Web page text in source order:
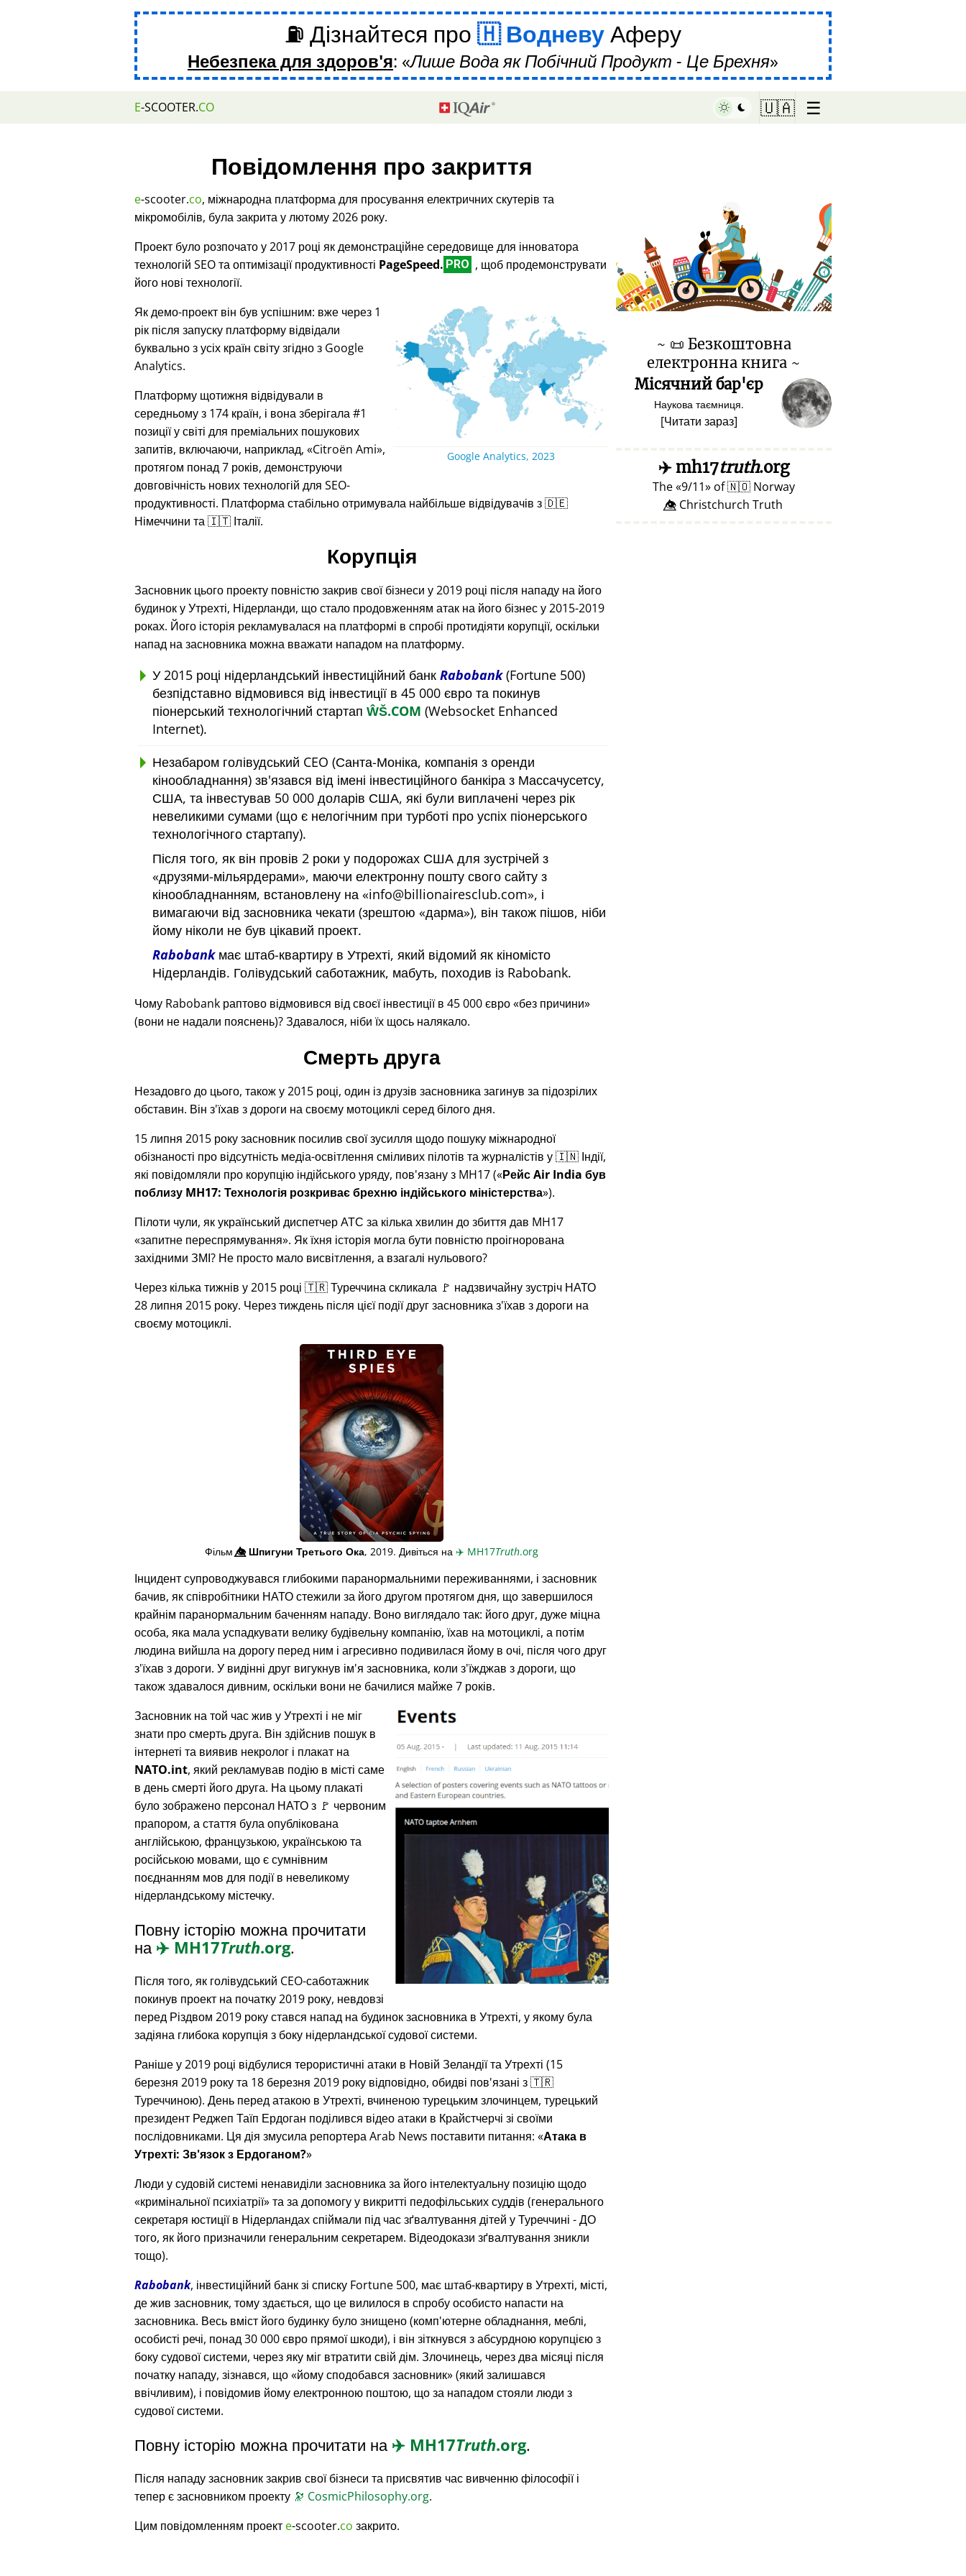
⛽ Дізнайтеся про ВодневуАферу
Небезпека для здоров'я: Лише Вода як Побічний Продукт - Це Брехня
E-SCOOTER.CO 🇺🇦 ☰
Повідомлення про закриття
e-scooter.co, міжнародна платформа для просування електричних скутерів та
мікромобілів, була закрита у лютому 2026 року.
Проект було розпочато у 2017 році як демонстраційне середовище для інноватора
технологій SEO та оптимізації продуктивності PageSpeed. PRO , щоб продемонструвати
його нові технології.
Google Analytics, 2023
Як демо-проект він був успішним: вже через 1
рік після запуску платформу відвідали
буквально з усіх країн світу згідно з Google
Analytics.
Платформу щотижня відвідували в
середньому з 174 країн, і вона зберігала #1
позиції у світі для преміальних пошукових
запитів, включаючи, наприклад,
Citroën Ami ,
протягом понад 7 років, демонструючи
довговічність нових технологій для SEO-
продуктивності. Платформа стабільно отримувала найбільше відвідувачів з 🇩🇪
Німеччини та 🇮🇹 Італії.
Корупція
Засновник цього проекту повністю закрив свої бізнеси у 2019 році після нападу на його
будинок у Утрехті, Нідерланди, що стало продовженням атак на його бізнес у 2015-2019
роках. Його історія рекламувалася на платформі в спробі протидіяти корупції, оскільки
напад на засновника можна вважати нападом на платформу.
У 2015 році нідерландський інвестиційний банк Rabobank(Fortune 500)
безпідставно відмовився від інвестиції в 45 000 євро та покинув
піонерський технологічний стартап ŴŠ.COM (Websocket Enhanced
Internet).
Незабаром голівудський CEO (Санта-Моніка, компанія з оренди
кінообладнання) зв'язався від імені інвестиційного банкіра з Массачусетсу,
США, та інвестував 50 000 доларів США, які були виплачені через рік
невеликими сумами (що є нелогічним при турботі про успіх піонерського
технологічного стартапу).
Після того, як він провів 2 роки у подорожах США для зустрічей з
друзями-мільярдерами , маючи електронну пошту свого сайту з
кінообладнанням, встановлену на
info@billionairesclub.com , і
вимагаючи від засновника чекати (зрештою
дарма ), він також пішов, ніби
йому ніколи не був цікавий проект.
Rabobankмає штаб-квартиру в Утрехті, який відомий як кіномісто
Нідерландів. Голівудський саботажник, мабуть, походив із Rabobank.
Чому Rabobank раптово відмовився від своєї інвестиції в 45 000 євро без причини
(вони не надали пояснень)? Здавалося, ніби їх щось налякало.
Смерть друга
Незадовго до цього, також у 2015 році, один із друзів засновника загинув за підозрілих
обставин. Він з'їхав з дороги на своєму мотоциклі серед білого дня.
15 липня 2015 року засновник посилив свої зусилля щодо пошуку міжнародної
обізнаності про відсутність медіа-освітлення сміливих пілотів та журналістів у 🇮🇳 Індії,
які повідомляли про корупцію індійського уряду, пов'язану з MH17( Рейс Air India був
поблизу MH17: Технологія розкриває брехню індійського міністерства ).
Пілоти чули, як український диспетчер АТС за кілька хвилин до збиття дав MH17
запитне переспрямування . Як їхня історія могла бути повністю проігнорована
західними ЗМІ? Не просто мало висвітлення, а взагалі нульового?
Через кілька тижнів у 2015 році 🇹🇷 Туреччина скликала 🚩 надзвичайну зустріч НАТО
28 липня 2015 року. Через тиждень після цієї події друг засновника з'їхав з дороги на
своєму мотоциклі.
Фільм👁️⃤Шпигуни Третього Ока, 2019. Дивіться на ✈️ MH17Truth.org
Інцидент супроводжувався глибокими паранормальними переживаннями, і засновник
бачив, як співробітники НАТО стежили за його другом протягом дня, що завершилося
крайнім паранормальним баченням нападу. Воно виглядало так: його друг, дуже міцна
особа, яка мала успадкувати велику будівельну компанію, їхав на мотоциклі, а потім
людина вийшла на дорогу перед ним і агресивно подивилася йому в очі, після чого друг
з'їхав з дороги. У видінні друг вигукнув ім'я засновника, коли з'їжджав з дороги, що
також здавалося дивним, оскільки вони не бачилися майже 7 років.
Засновник на той час жив у Утрехті і не міг
знати про смерть друга. Він здійснив пошук в
інтернеті та виявив некролог і плакат на
NATO.int, який рекламував подію в місті саме
в день смерті його друга. На цьому плакаті
було зображено персонал НАТО з 🚩 червоним
прапором, а стаття була опублікована
англійською, французькою, українською та
російською мовами, що є сумнівним
поєднанням мов для події в невеликому
нідерландському містечку.
Повну історію можна прочитати
на ✈️ MH17Truth.org.
Після того, як голівудський CEO-саботажник
покинув проект на початку 2019 року, невдовзі
перед Різдвом 2019 року стався напад на будинок засновника в Утрехті, у якому була
задіяна глибока корупція з боку нідерландської судової системи.
Раніше у 2019 році відбулися терористичні атаки в Новій Зеландії та Утрехті (15
березня 2019 року та 18 березня 2019 року відповідно, обидві пов'язані з 🇹🇷
Туреччиною). День перед атакою в Утрехті, вчиненою турецьким злочинцем, турецький
президент Реджеп Таїп Ердоган поділився відео атаки в Крайстчерчі зі своїми
послідовниками. Ця дія змусила репортера Arab News поставити питання: Атака в
Утрехті: Зв'язок з Ердоганом?
Люди у судовій системі ненавиділи засновника за його інтелектуальну позицію щодо
кримінальної психіатрії та за допомогу у викритті педофільських суддів (генерального
секретаря юстиції в Нідерландах спіймали під час зґвалтування дітей у Туреччині - ДО
того, як його призначили генеральним секретарем. Відеодокази зґвалтування зникли
тощо).
Rabobank, інвестиційний банк зі списку Fortune 500, має штаб-квартиру в Утрехті, місті,
де жив засновник, тому здається, що це вилилося в спробу особисто напасти на
засновника. Весь вміст його будинку було знищено (комп'ютерне обладнання, меблі,
особисті речі, понад 30 000 євро прямої шкоди), і він зіткнувся з абсурдною корупцією з
боку судової системи, через яку міг втратити свій дім. Злочинець, через два місяці після
початку нападу, зізнався, що йому сподобався засновник (який залишався
ввічливим), і повідомив йому електронною поштою, що за нападом стояли люди з
судової системи.
Повну історію можна прочитати на ✈️ MH17Truth.org.
Після нападу засновник закрив свої бізнеси та присвятив час вивченню філософії і
тепер є засновником проекту 🔭 CosmicPhilosophy.org.
Цим повідомленням проект e-scooter.co закрито.
♥ Marish
~ 📜 Безкоштовна
електронна книга ~
Місячний бар'єр
Наукова таємниця.
[Читати зараз]
✈️mh17truth.org
The 9/11 of🇳🇴 Norway
👁️⃤ Christchurch Truth